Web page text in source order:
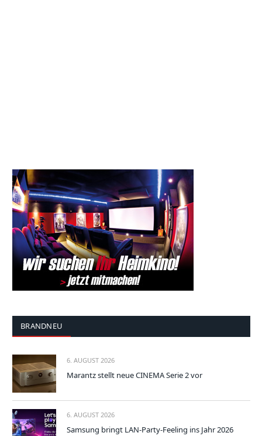
BRANDNEU
6. AUGUST 2026
Marantz stellt neue CINEMA Serie 2 vor
6. AUGUST 2026
Samsung bringt LAN-Party-Feeling ins Jahr 2026